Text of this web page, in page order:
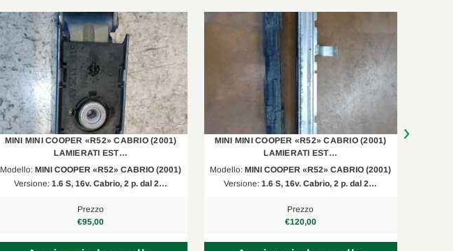
MINI MINI COOPER «R52» CABRIO (2001)
LAMIERATI EST…
Modello: MINI COOPER «R52» CABRIO (2001)
Versione: 1.6 S, 16v. Cabrio, 2 p. dal 2…
Prezzo
€95,00
MINI MINI COOPER «R52» CABRIO (2001)
LAMIERATI EST…
Modello: MINI COOPER «R52» CABRIO (2001)
Versione: 1.6 S, 16v. Cabrio, 2 p. dal 2…
Prezzo
€120,00